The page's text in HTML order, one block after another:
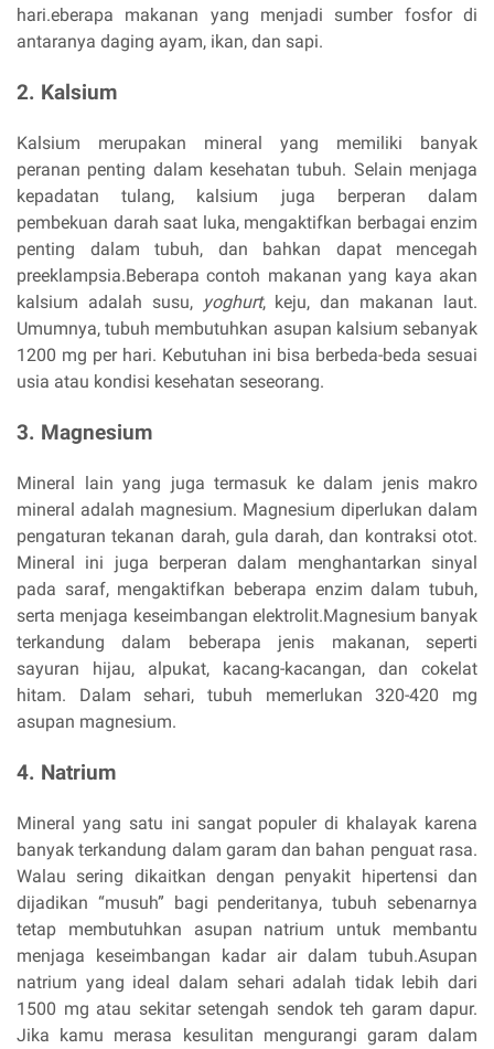
hari.eberapa makanan yang menjadi sumber fosfor di
antaranya daging ayam, ikan, dan sapi.
2. Kalsium
Kalsium merupakan mineral yang memiliki banyak
peranan penting dalam kesehatan tubuh. Selain menjaga
kepadatan tulang, kalsium juga berperan dalam
pembekuan darah saat luka, mengaktifkan berbagai enzim
penting dalam tubuh, dan bahkan dapat mencegah
preeklampsia.Beberapa contoh makanan yang kaya akan
kalsium adalah susu, yoghurt, keju, dan makanan laut.
Umumnya, tubuh membutuhkan asupan kalsium sebanyak
1200 mg per hari. Kebutuhan ini bisa berbeda-beda sesuai
usia atau kondisi kesehatan seseorang.
3. Magnesium
Mineral lain yang juga termasuk ke dalam jenis makro
mineral adalah magnesium. Magnesium diperlukan dalam
pengaturan tekanan darah, gula darah, dan kontraksi otot.
Mineral ini juga berperan dalam menghantarkan sinyal
pada saraf, mengaktifkan beberapa enzim dalam tubuh,
serta menjaga keseimbangan elektrolit.Magnesium banyak
terkandung dalam beberapa jenis makanan, seperti
sayuran hijau, alpukat, kacang-kacangan, dan cokelat
hitam. Dalam sehari, tubuh memerlukan 320-420 mg
asupan magnesium.
4. Natrium
Mineral yang satu ini sangat populer di khalayak karena
banyak terkandung dalam garam dan bahan penguat rasa.
Walau sering dikaitkan dengan penyakit hipertensi dan
dijadikan “musuh” bagi penderitanya, tubuh sebenarnya
tetap membutuhkan asupan natrium untuk membantu
menjaga keseimbangan kadar air dalam tubuh.Asupan
natrium yang ideal dalam sehari adalah tidak lebih dari
1500 mg atau sekitar setengah sendok teh garam dapur.
Jika kamu merasa kesulitan mengurangi garam dalam